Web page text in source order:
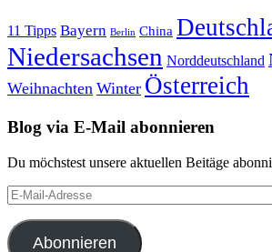
11 Tipps Bayern Berlin China
Niedersachsen Norddeutschland
Weihnachten Winter Österreich
Blog via E-Mail abonnieren
Du möchstest unsere aktuellen Beitäge
E-
Mail-
Adresse
Abonnieren